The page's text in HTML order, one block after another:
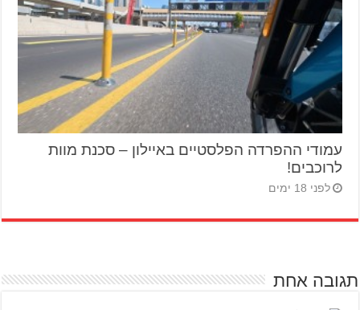
עמודי ההפרדה הפלסטיים באיילון – סכנת מוות
לרוכבים!
לפני 18 ימים
תגובה אחת